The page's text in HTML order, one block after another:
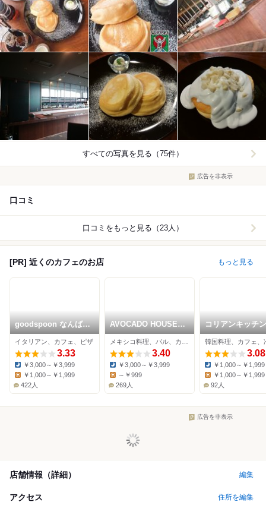
すべての写真を見る（75件）
広告を非表示
口コミ
口コミをもっと見る（23人）
[PR] 近くのカフェのお店 もっと見る
goodspoon なんば
CITY店
イタリアン、カフェ、ピザ
3.33
Dinner:
￥3,000～￥3,999
￥1,000～￥1,999
422人
AVOCADO HOUSE
NAMBA
3.40
Dinner:
￥3,000～￥3,999
～￥999
269人
コリアンキッチ
ジャン なんばシ
本館店
韓国料理、カフェ、
3.08
Dinner:
￥1,000～￥1,999
Lunch:
￥1,000～￥1,999
92人
広告を非表示
店舗情報（詳細） 編集
アクセス 住所を編集